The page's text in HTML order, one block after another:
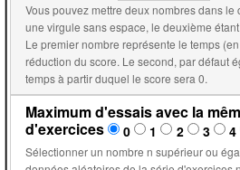
Vous pouvez mettre deux nombres dans
une virgule sans espace, le deuxième
Le premier nombre représente le temps
réduction du score. Le second, par défaut égal au premier, représente le
temps à partir duquel le score sera 0.
Maximum d'essais avec la
d'exercices
0 1 2 3 4
Sélectionner un nombre n supérieur ou égal à 2